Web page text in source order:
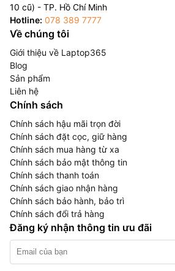
10 cũ) - TP. Hồ Chí Minh
Hotline: 078 389 7777
Về chúng tôi
Giới thiệu về Laptop365
Blog
Sản phẩm
Liên hệ
Chính sách
Chính sách hậu mãi trọn đời
Chính sách đặt cọc, giữ hàng
Chính sách mua hàng từ xa
Chính sách bảo mật thông tin
Chính sách thanh toán
Chính sách giao nhận hàng
Chính sách bảo hành, bảo trì
Chính sách đổi trả hàng
Đăng ký nhận thông tin ưu đãi